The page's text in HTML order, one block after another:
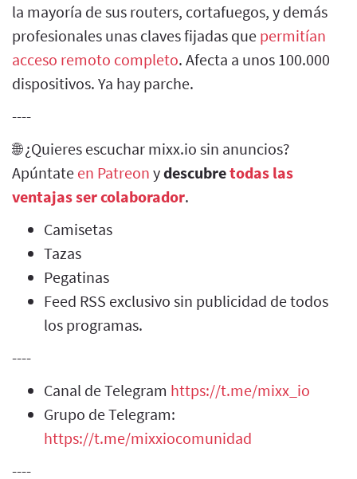
la mayoría de sus routers, cortafuegos, y demás
profesionales unas claves fijadas que permitían
acceso remoto completo. Afecta a unos 100.000
dispositivos. Ya hay parche.
----
🌐 ¿Quieres escuchar mixx.io sin anuncios?
Apúntate en Patreon ydescubretodas las
ventajas ser colaborador.
Camisetas
Tazas
Pegatinas
Feed RSS exclusivo sin publicidad de todos
los programas.
----
Canal de Telegram https://t.me/mixx_io
Grupo de Telegram:
https://t.me/mixxiocomunidad
----